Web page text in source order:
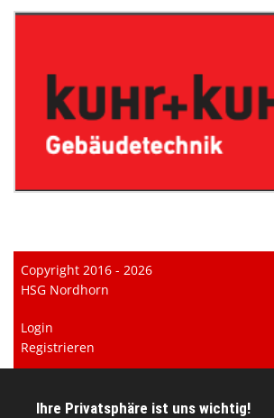
Copyright 2016 - 2026
HSG Nordhorn
Login
Registrieren
Datenschutzerklärung